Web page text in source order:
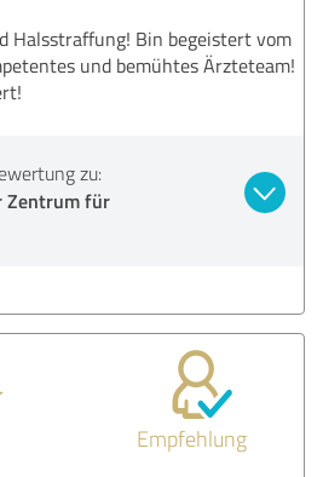
Halsstraffung! Bin begeistert vom
und bemühtes Ärzteteam!
zu:
Zentrum für
Empfehlung